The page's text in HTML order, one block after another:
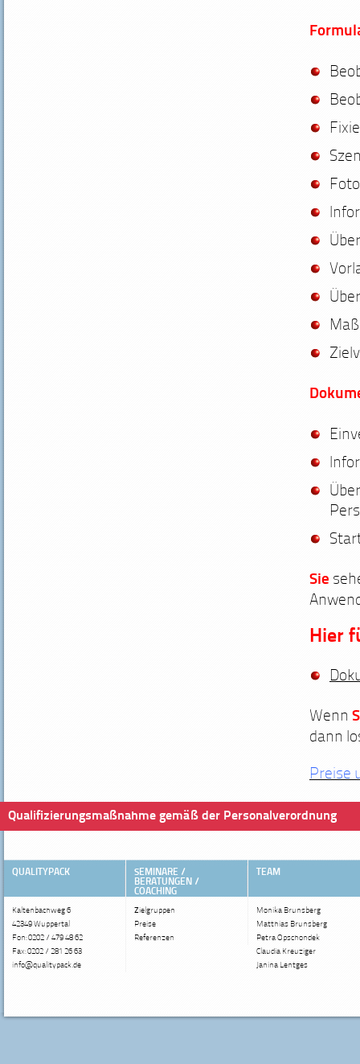
Sie
Hier
Wenn
dann
Preise
Qualifizierungsmaßnahme gemäß der Personalverordnung
QUALITYPACK
Kaltenbachweg 6
42349 Wuppertal
Fon: 0202 / 479 48 62
Fax: 0202 / 281 26 63
info@qualitypack.de
SEMINARE /
BERATUNGEN /
COACHING
Zielgruppen
Preise
Referenzen
TEAM
Monika Brunsberg
Matthias Brunsberg
Petra Opschondek
Claudia Kreuziger
Janina Lentges